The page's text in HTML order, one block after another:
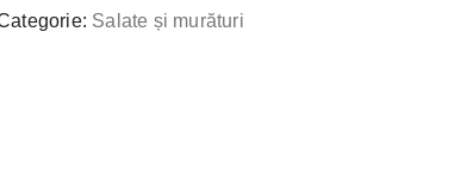
Salate și murături